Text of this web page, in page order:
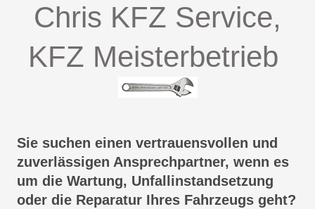
Chris KFZ Service,
KFZ Meisterbetrieb
Sie suchen einen vertrauensvollen und
zuverlässigen Ansprechpartner, wenn es
um die Wartung, Unfallinstandsetzung
oder die Reparatur Ihres Fahrzeugs geht?